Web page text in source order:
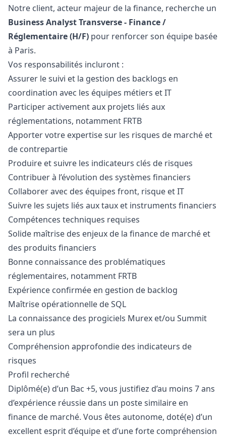
Notre client, acteur majeur de la finance, recherche un
Business Analyst Transverse - Finance /
Réglementaire (H/F) pour renforcer son équipe basée
à Paris.
Vos responsabilités incluront :
Assurer le suivi et la gestion des backlogs en
coordination avec les équipes métiers et IT
Participer activement aux projets liés aux
réglementations, notamment FRTB
Apporter votre expertise sur les risques de marché et
de contrepartie
Produire et suivre les indicateurs clés de risques
Contribuer à l’évolution des systèmes financiers
Collaborer avec des équipes front, risque et IT
Suivre les sujets liés aux taux et instruments financiers
Compétences techniques requises
Solide maîtrise des enjeux de la finance de marché et
des produits financiers
Bonne connaissance des problématiques
réglementaires, notamment FRTB
Expérience confirmée en gestion de backlog
Maîtrise opérationnelle de SQL
La connaissance des progiciels Murex et/ou Summit
sera un plus
Compréhension approfondie des indicateurs de
risques
Profil recherché
Diplômé(e) d’un Bac +5, vous justifiez d’au moins 7 ans
d’expérience réussie dans un poste similaire en
finance de marché. Vous êtes autonome, doté(e) d’un
excellent esprit d’équipe et d’une forte compréhension